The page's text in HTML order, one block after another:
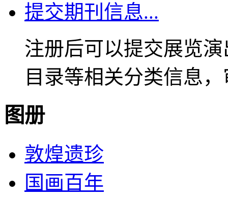
提交期刊信息...
注册后可以提交展览
目录等相关分类信息
图册
敦煌遗珍
国画百年